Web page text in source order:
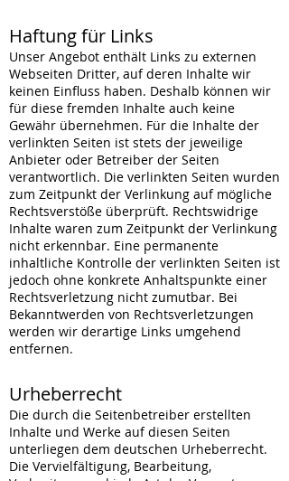
Haftung für Links
Unser Angebot enthält Links zu externen
Webseiten Dritter, auf deren Inhalte wir
keinen Einfluss haben. Deshalb können wir
für diese fremden Inhalte auch keine
Gewähr übernehmen. Für die Inhalte der
verlinkten Seiten ist stets der jeweilige
Anbieter oder Betreiber der Seiten
verantwortlich. Die verlinkten Seiten wurden
zum Zeitpunkt der Verlinkung auf mögliche
Rechtsverstöße überprüft. Rechtswidrige
Inhalte waren zum Zeitpunkt der Verlinkung
nicht erkennbar. Eine permanente
inhaltliche Kontrolle der verlinkten Seiten ist
jedoch ohne konkrete Anhaltspunkte einer
Rechtsverletzung nicht zumutbar. Bei
Bekanntwerden von Rechtsverletzungen
werden wir derartige Links umgehend
entfernen.
Urheberrecht
Die durch die Seitenbetreiber erstellten
Inhalte und Werke auf diesen Seiten
unterliegen dem deutschen Urheberrecht.
Die Vervielfältigung, Bearbeitung,